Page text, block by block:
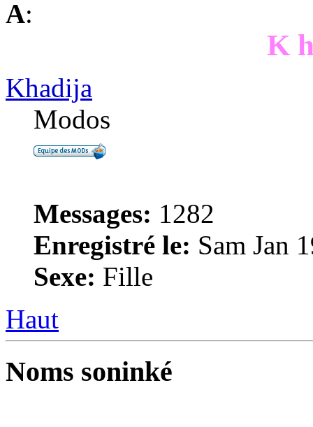
A:
K
Khadija
Modos
Messages: 1282
Enregistré le: Sam Jan
Sexe: Fille
Haut
Noms soninké